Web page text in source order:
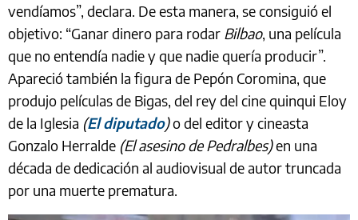
vendíamos”, declara. De esta manera, se consiguió el
objetivo: “Ganar dinero para rodar Bilbao, una película
que no entendía nadie y que nadie quería producir”.
Apareció también la figura de Pepón Coromina, que
produjo películas de Bigas, del rey del cine quinqui Eloy
de la Iglesia (El diputado)o del editor y cineasta
Gonzalo Herralde (El asesino de Pedralbes)en una
década de dedicación al audiovisual de autor truncada
por una muerte prematura.